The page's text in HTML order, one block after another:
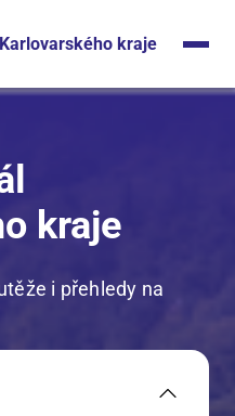
kraje
kraje
i přehledy na